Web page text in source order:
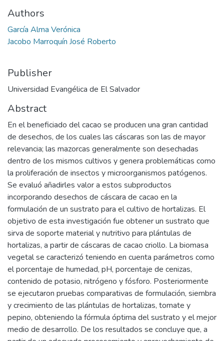
Authors
García Alma Verónica
Jacobo Marroquín José Roberto
Publisher
Universidad Evangélica de El Salvador
Abstract
En el beneficiado del cacao se producen una gran cantidad
de desechos, de los cuales las cáscaras son las de mayor
relevancia; las mazorcas generalmente son desechadas
dentro de los mismos cultivos y genera problemáticas como
la proliferación de insectos y microorganismos patógenos.
Se evaluó añadirles valor a estos subproductos
incorporando desechos de cáscara de cacao en la
formulación de un sustrato para el cultivo de hortalizas. El
objetivo de esta investigación fue obtener un sustrato que
sirva de soporte material y nutritivo para plántulas de
hortalizas, a partir de cáscaras de cacao criollo. La biomasa
vegetal se caracterizó teniendo en cuenta parámetros como
el porcentaje de humedad, pH, porcentaje de cenizas,
contenido de potasio, nitrógeno y fósforo. Posteriormente
se ejecutaron pruebas comparativas de formulación, siembra
y crecimiento de las plántulas de hortalizas, tomate y
pepino, obteniendo la fórmula óptima del sustrato y el mejor
medio de desarrollo. De los resultados se concluye que, a